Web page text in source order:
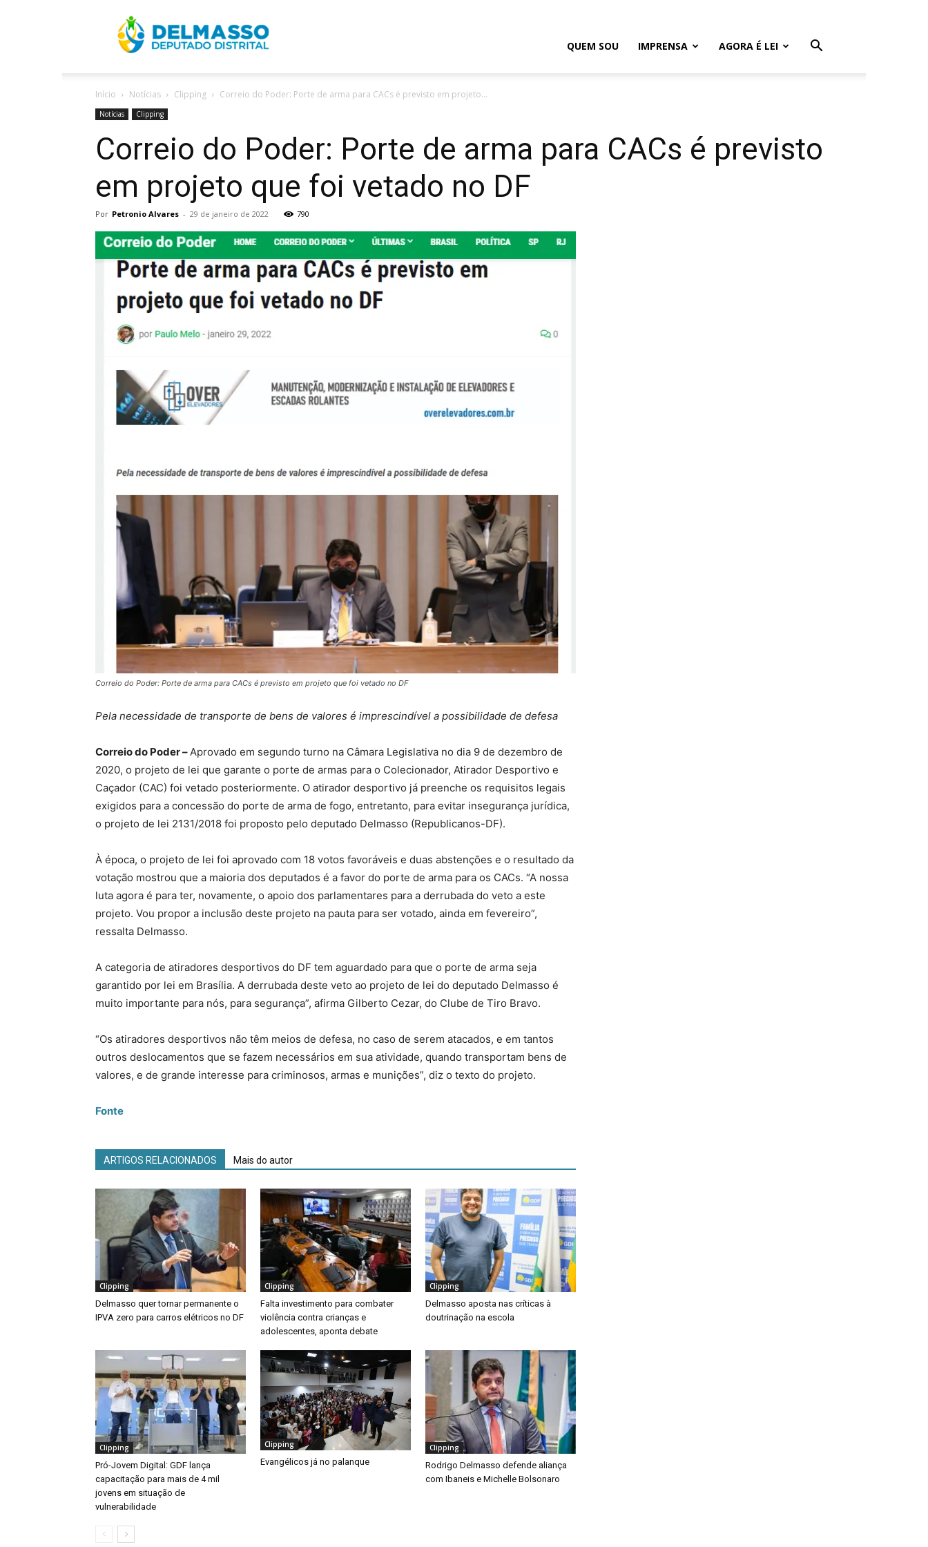
QUEM SOU IMPRENSA AGORA É LEI
Início Notícias Clipping Correio do Poder: Porte de arma para CACs é previsto em projeto...
Notícias Clipping
Correio do Poder: Porte de arma para CACs é previsto
em projeto que foi vetado no DF
Por Petronio Alvares - 29 de janeiro de 2022 790
Correio do Poder: Porte de arma para CACs é previsto em projeto que foi vetado no DF
Pela necessidade de transporte de bens de valores é imprescindível a possibilidade de defesa
Correio do Poder –Aprovado em segundo turno na Câmara Legislativa no dia 9 de dezembro de
2020, o projeto de lei que garante o porte de armas para o Colecionador, Atirador Desportivo e
Caçador (CAC) foi vetado posteriormente. O atirador desportivo já preenche os requisitos legais
exigidos para a concessão do porte de arma de fogo, entretanto, para evitar insegurança jurídica,
o projeto de lei 2131/2018 foi proposto pelo deputado Delmasso (Republicanos-DF).
À época, o projeto de lei foi aprovado com 18 votos favoráveis e duas abstenções e o resultado da
votação mostrou que a maioria dos deputados é a favor do porte de arma para os CACs. “A nossa
luta agora é para ter, novamente, o apoio dos parlamentares para a derrubada do veto a este
projeto. Vou propor a inclusão deste projeto na pauta para ser votado, ainda em fevereiro”,
ressalta Delmasso.
A categoria de atiradores desportivos do DF tem aguardado para que o porte de arma seja
garantido por lei em Brasília. A derrubada deste veto ao projeto de lei do deputado Delmasso é
muito importante para nós, para segurança”, afirma Gilberto Cezar, do Clube de Tiro Bravo.
“Os atiradores desportivos não têm meios de defesa, no caso de serem atacados, e em tantos
outros deslocamentos que se fazem necessários em sua atividade, quando transportam bens de
valores, e de grande interesse para criminosos, armas e munições”, diz o texto do projeto.
Fonte
ARTIGOS RELACIONADOS Mais do autor
Clipping
Delmasso quer tornar permanente o
IPVA zero para carros elétricos no DF
Clipping
Falta investimento para combater
violência contra crianças e
adolescentes, aponta debate
Clipping
Delmasso aposta nas críticas à
doutrinação na escola
Clipping
Pró-Jovem Digital: GDF lança
capacitação para mais de 4 mil
jovens em situação de
vulnerabilidade
Clipping
Evangélicos já no palanque
Clipping
Rodrigo Delmasso defende aliança
com Ibaneis e Michelle Bolsonaro